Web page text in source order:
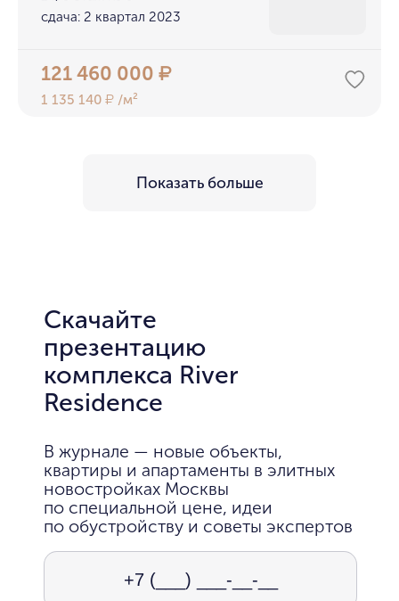
сдача: 2 квартал 2023
121 460 000₽
1 135 140₽ /м²
Показать больше
Скачайте
презентацию
комплекса River
Residence
В журнале — новые объекты,
квартиры и апартаменты в элитных
новостройках Москвы
по специальной цене, идеи
по обустройству и советы экспертов